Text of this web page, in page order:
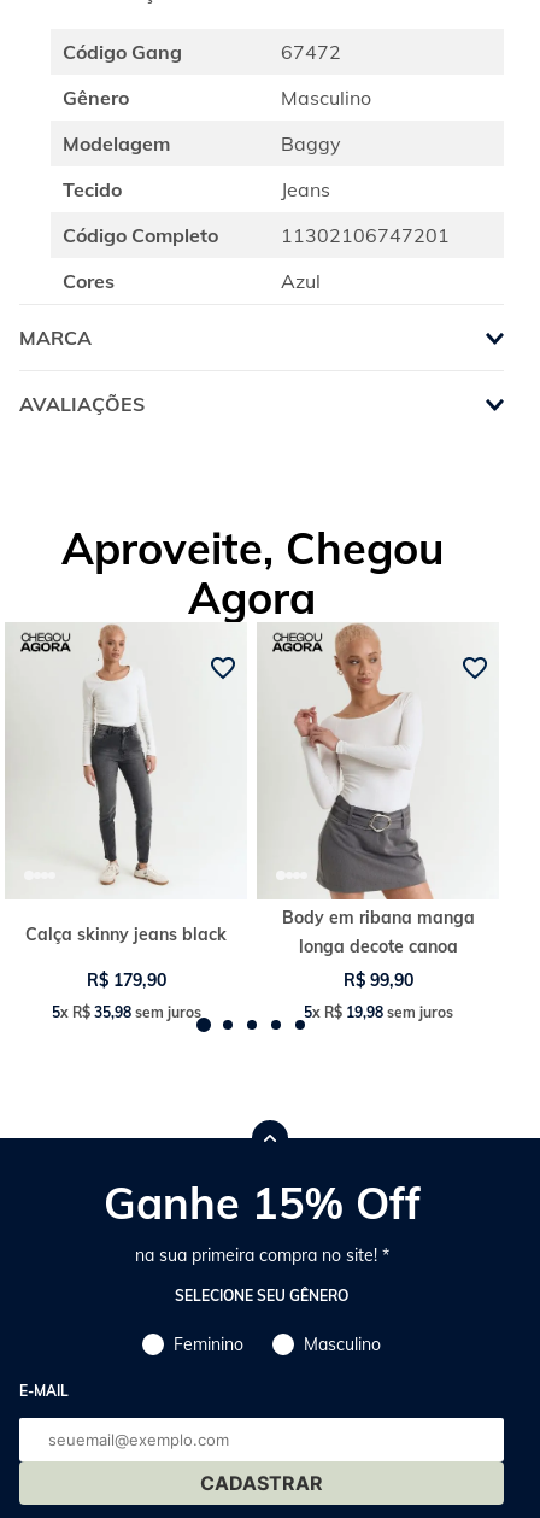
Código Gang
67472
Gênero
Masculino
Modelagem
Baggy
Tecido
Jeans
Código Completo
11302106747201
Cores
Azul
MARCA
AVALIAÇÕES
Aproveite, Chegou
Agora
Calça skinny jeans black
R$ 179,90
5x R$ 35,98sem juros
Body em ribana manga
longa decote canoa
R$ 99,90
5x R$ 19,98sem juros
Ganhe 15% Off
na sua primeira compra no site! *
SELECIONE SEU GÊNERO
Feminino Masculino
E-MAIL
E-
mail